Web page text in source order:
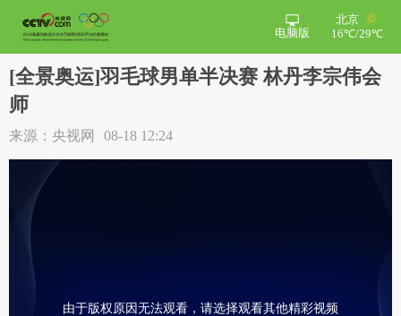
北京
16℃/29℃
电脑版
[全景奥运]羽毛球男单半决赛 林丹李宗伟会
师
来源：央视网 08-18 12:24
由于版权原因无法观看，请选择观看其他精彩视频